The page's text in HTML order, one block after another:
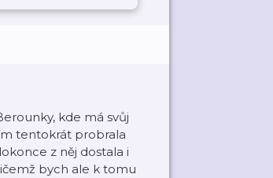
kde má svůj
tentokrát probrala
z něj dostala i
bych ale k tomu